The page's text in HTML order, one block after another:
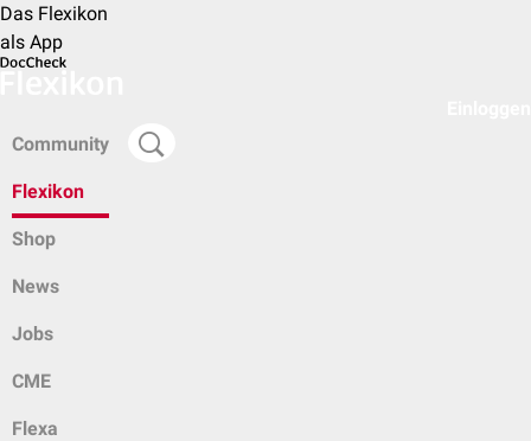
Das Flexikon
als App
Community
Flexikon
Shop
News
Jobs
CME
Flexa